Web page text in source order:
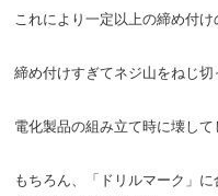
これにより一定以上の締め付け
締め付けすぎてネジ山をねじ切
電化製品の組み立て時に壊し
もちろん、「ドリルマーク」